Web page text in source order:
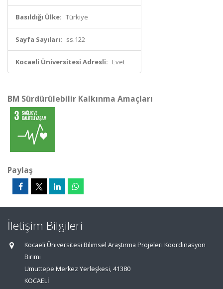
Basıldığı Ülke: Türkiye
Sayfa Sayıları: ss.122
Kocaeli Üniversitesi Adresli: Evet
BM Sürdürülebilir Kalkınma Amaçları
Paylaş
İletişim Bilgileri
Kocaeli Üniversitesi Bilimsel Araştırma Projeleri Koordinasyon
Birimi
Umuttepe Merkez Yerleşkesi, 41380
KOCAELİ